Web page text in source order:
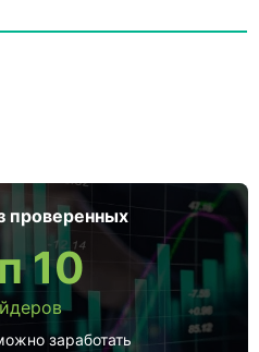
проверенных
10
заработать